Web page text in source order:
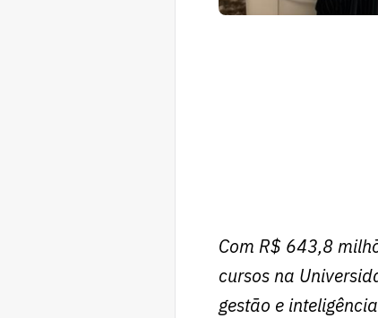
Com R$ 643,8
cursos na
gestão e